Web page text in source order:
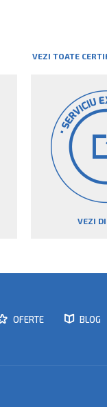
VEZI TOATE
VEZI
OFERTE BLOG